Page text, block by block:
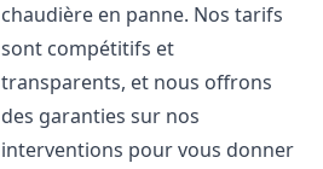
chaudière en panne. Nos tarifs
sont compétitifs et
transparents, et nous offrons
des garanties sur nos
interventions pour vous donner